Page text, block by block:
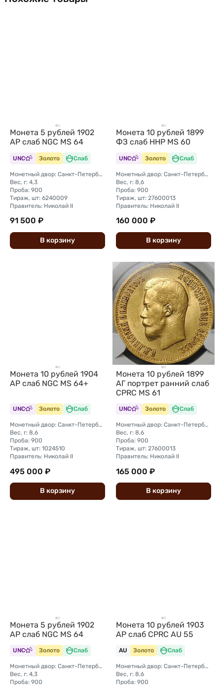
Монета 5 рублей 1902
АР слаб NGC MS 64
UNC Золото Слаб
Монетный двор: Санкт-Петербургский монетный двор
Вес, г: 4,3
Проба: 900
Тираж, шт: 6240009
Правитель: Николай II
91 500 ₽
В корзину
Монета 10 рублей 1899
ФЗ слаб ННР MS 60
UNC Золото Слаб
Монетный двор: Санкт-Петербургский монетный двор
Вес, г: 8,6
Проба: 900
Тираж, шт: 27600013
Правитель: Николай II
160 000 ₽
В корзину
Монета 10 рублей 1904
АР слаб NGC MS 64+
UNC Золото Слаб
Монетный двор: Санкт-Петербургский монетный двор
Вес, г: 8,6
Проба: 900
Тираж, шт: 1024510
Правитель: Николай II
495 000 ₽
В корзину
Монета 10 рублей 1899
АГ портрет ранний слаб
CPRC MS 61
UNC Золото Слаб
Монетный двор: Санкт-Петербургский монетный двор
Вес, г: 8,6
Проба: 900
Тираж, шт: 27600013
Правитель: Николай II
165 000 ₽
В корзину
Монета 5 рублей 1902
АР слаб NGC MS 64
UNC Золото Слаб
Монетный двор: Санкт-Петербургский монетный двор
Вес, г: 4,3
Проба: 900
Монета 10 рублей 1903
АР слаб CPRC AU 55
AU Золото Слаб
Монетный двор: Санкт-Петербургский монетный двор
Вес, г: 8,6
Проба: 900